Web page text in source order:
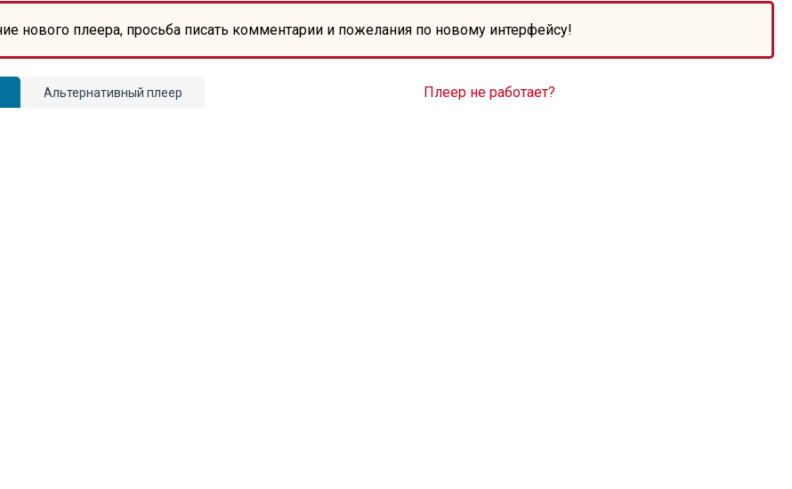
нового плеера, просьба писать комментарии и пожелания по новому интерфейсу!
Альтернативный плеер Плеер не работает?